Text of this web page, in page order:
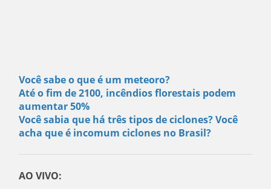
Você sabe o que é um meteoro?
Até o fim de 2100, incêndios florestais podem
aumentar 50%
Você sabia que há três tipos de ciclones? Você
acha que é incomum ciclones no Brasil?
AO VIVO: